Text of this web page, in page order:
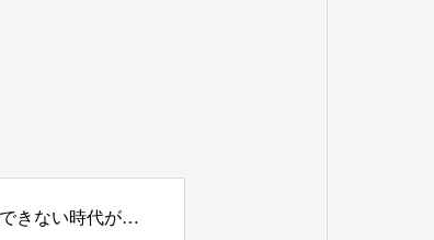
【2026/7/5開催】開業抑制・制限時代の到来！まもなく、開業できない時代が始まる！？「いつか開業」はもう通用しない。今後選ばれる医院とは？